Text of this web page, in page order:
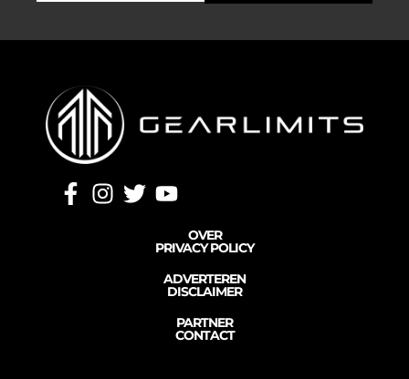
OVER
PRIVACY POLICY
ADVERTEREN
DISCLAIMER
PARTNER
CONTACT